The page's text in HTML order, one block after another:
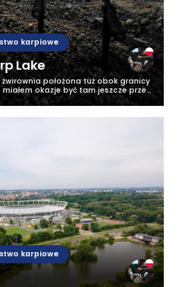
karpiowe
Lake
żwirownia położona tuż obok granicy
miałem okazje być tam jeszcze przed
wody, która na pierwszy rzut oka nie
karpiowe